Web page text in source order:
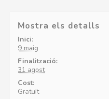
Mostra els detalls
Inici:
9 maig
Finalització:
31 agost
Cost:
Gratuït